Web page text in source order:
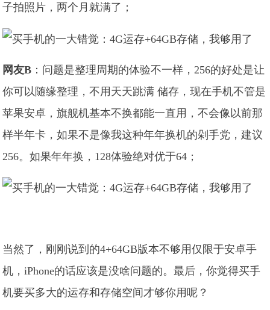
子拍照片，两个月就满了；
网友B ：问题是整理周期的体验不一样，256的好处是让
你可以随缘整理，不用天天跳满 储存，现在手机不管是
苹果安卓，旗舰机基本不换都能一直用，不会像以前那
样半年卡，如果不是像我这种年年换机的剁手党，建议
256。如果年年换，128体验绝对优于64；
当然了，刚刚说到的4+64GB版本不够用仅限于安卓手
机，iPhone的话应该是没啥问题的。最后，你觉得买手
机要买多大的运存和存储空间才够你用呢？